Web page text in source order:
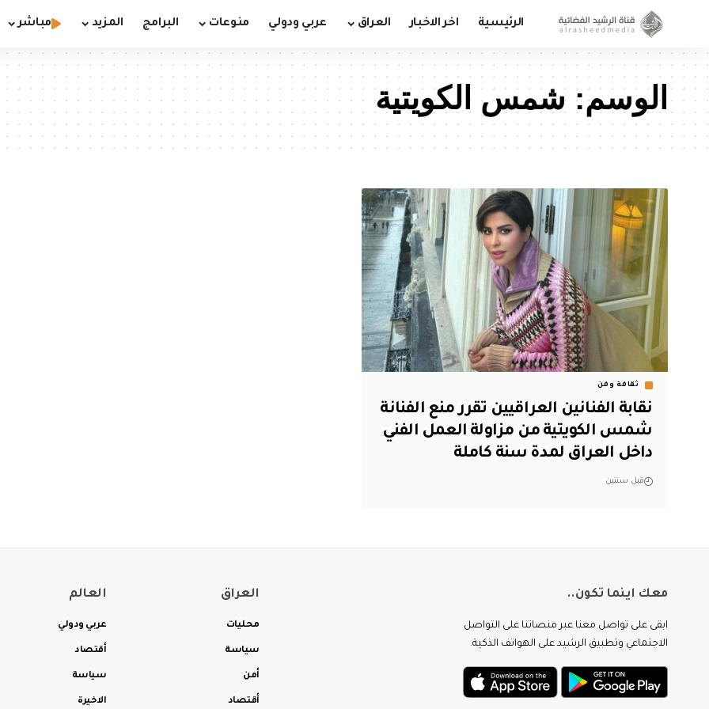
الرئيسية اخر الاخبار العراق عربي ودولي منوعات البرامج المزيد مباشر
الوسم: شمس الكويتية
ثقافة وفن
نقابة الفنانين العراقيين تقرر منع الفنانة
شمس الكويتية من مزاولة العمل الفني
داخل العراق لمدة سنة كاملة
قبل سنتين
معك اينما تكون..
ابقى على تواصل معنا عبر منصاتنا على التواصل
الاجتماعي وتطبيق الرشيد على الهواتف الذكية.
العراق
محليات
سياسة
أمن
أقتصاد
العالم
عربي ودولي
أقتصاد
سياسة
الاخيرة